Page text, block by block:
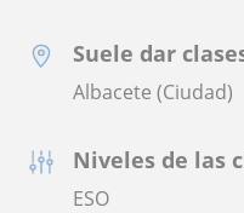
Suele dar
Albacete (Ciudad)
Niveles de las
ESO